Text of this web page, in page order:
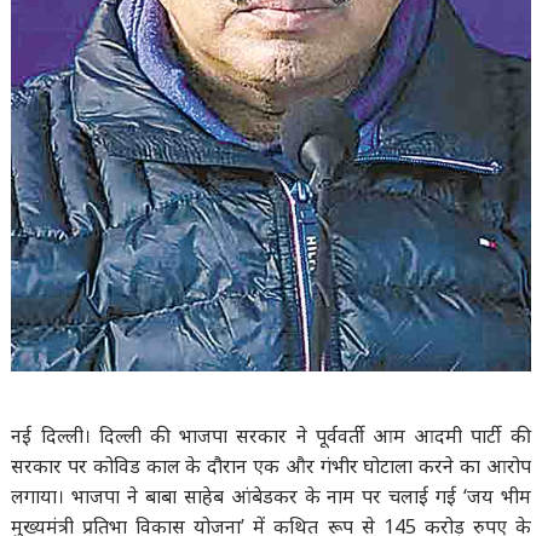
नई दिल्ली। दिल्ली की भाजपा सरकार ने पूर्ववर्ती आम आदमी पार्टी की
सरकार पर कोविड काल के दौरान एक और गंभीर घोटाला करने का आरोप
लगाया। भाजपा ने बाबा साहेब आंबेडकर के नाम पर चलाई गई ‘जय भीम
मुख्यमंत्री प्रतिभा विकास योजना’ में कथित रूप से 145 करोड़ रुपए के